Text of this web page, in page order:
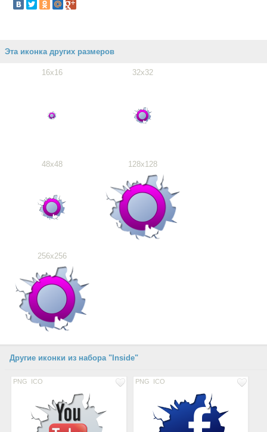
Эта иконка других размеров
16x16 32x32
48x48 128x128
256x256
Другие иконки из набора "Inside"
PNG ICO PNG ICO